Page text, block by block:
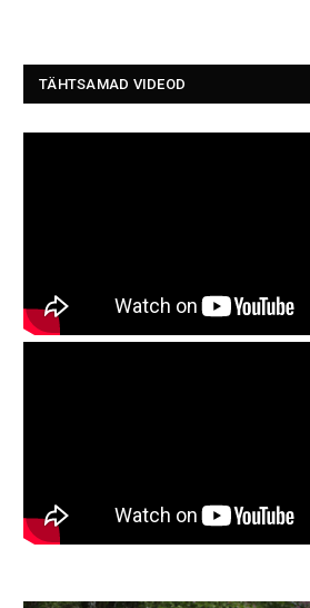
TÄHTSAMAD VIDEOD